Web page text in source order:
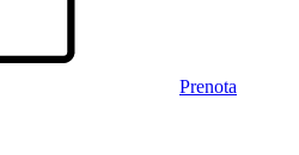
Prenota